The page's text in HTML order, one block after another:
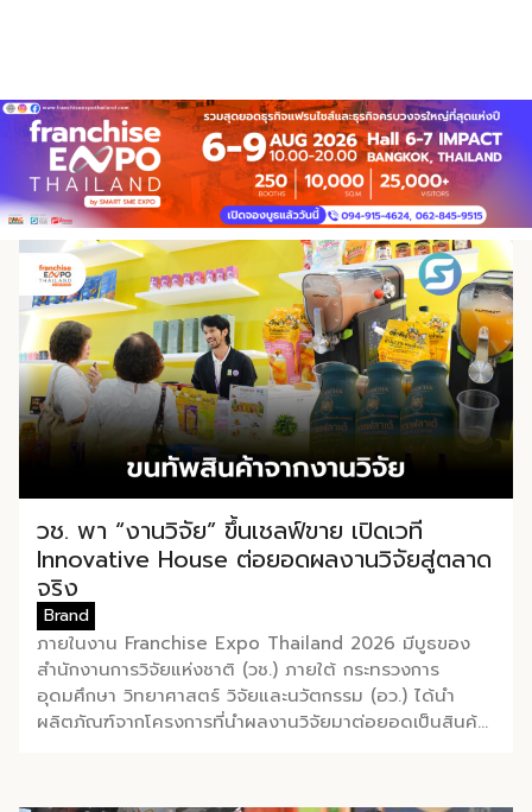
รวดเร็ว เนื่องจากเจ้าของ
แบรนด์จะช่วยดูแล ให้คำ
ปรึกษาด้านการบริหารการเงิน
การประมาณการรายรับ-ราย
จ่าย ตลอดจนการจัดการ
สต๊อกสินค้าอย่างเป็นระบบ
ช่วยให้ระบบการเงินของร้านมี
สภาพคล่องที่ดี เพิ่มโอกาสใน
การคืนทุนได้เร็วขึ้น และเปิด
โอกาสให้ผู้ประกอบการสามารถ
ขยายสาขาเพื่อเติบโตในแวดวง
ธุรกิจต่อไปได้ไม่ยาก และ
เหตุผลประการสุดท้ายคือ การ
เข้าถึงแหล่งเงินทุนได้ง่ายกว่า
ธุรกิจทั่วไป สถาบันการเงินส่วน
ใหญ่ให้ความไว้วางใจและอนุมัติ
สินเชื่อแก่ผู้ขอซื้อแฟรนไชส์ที่
เป็นแบรนด์มาตรฐานมีชื่อเสียง
[…]
โมเดลธุรกิจให้ชัดเจนเป็นจุด
เริ่มต้นที่ธนาคารใช้ประเมิน
ความเป็นไปได้ของธุรกิจ
2.เตรียมเอกสารทางการเงินให้
ครบในคราวเดียว ทั้งงบการ
เงินย้อนหลัง บัญชีรายรับ-ราย
จ่าย และเอกสารส่วนตัวของ
เจ้าของกิจการ การเตรียมให้
ครบถ้วนตั้งแต่ต้นช่วยลดรอบ
การแก้ไขเอกสาร ทำให้
กระบวนการอนุมัติเร็วขึ้นอย่าง
มีนัยสำคัญ 3.วางแผนกระแส
เงินสดล่วงหน้า 6–12 เดือน
โดยเฉพาะธุรกิจแฟรนไชส์ที่เพิ่ง
เปิดสาขาใหม่ ควรคำนวณทั้ง
งบลงทุนตั้งต้นและเงิน
ทุนหมุนเวียนที่ต้องใช้ในช่วง
แรกที่ยอดขายยังไม่นิ่ง
4.เปรียบเทียบเงื่อนไขจากหลาย
เทียบเงื่อนไขสินเชื่อแฟรนไชส์
จากหลายแหล่งก่อนยื่นขอกับ
สถาบันการเงินที่เข้าใจธุรกิจแฟ
รนไชส์โดยเฉพาะ […]
วช. พา “งานวิจัย” ขึ้นเชลฟ์ขาย เปิดเวที
Innovative House ต่อยอดผลงานวิจัยสู่ตลาด
จริง
Brand
ภายในงาน Franchise Expo Thailand 2026 มีบูธของ
สำนักงานการวิจัยแห่งชาติ (วช.) ภายใต้ กระทรวงการ
อุดมศึกษา วิทยาศาสตร์ วิจัยและนวัตกรรม (อว.) ได้นำ
ผลิตภัณฑ์จากโครงการที่นำผลงานวิจัยมาต่อยอดเป็นสินค้า